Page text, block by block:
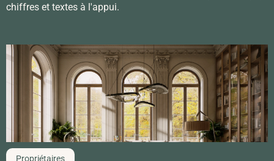
chiffres et textes à l'appui.
Propriétaires